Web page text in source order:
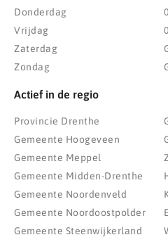
Donderdag
Vrijdag
Zaterdag
Zondag
Actief in de regio
Provincie Drenthe
Gemeente Hoogeveen
Gemeente Meppel
Gemeente Midden-Drenthe
Gemeente Noordenveld
Gemeente Noordoostpolder
Gemeente Steenwijkerland